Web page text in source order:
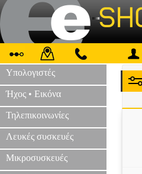
Υπολογιστές
Ήχος • Εικόνα
Τηλεπικοινωνίες
Λευκές συσκευές
Μικροσυσκευές